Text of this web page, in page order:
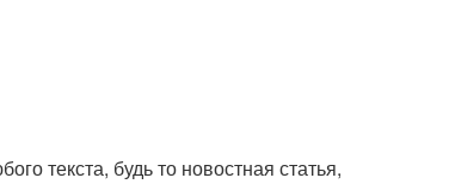
текста, будь то новостная статья,